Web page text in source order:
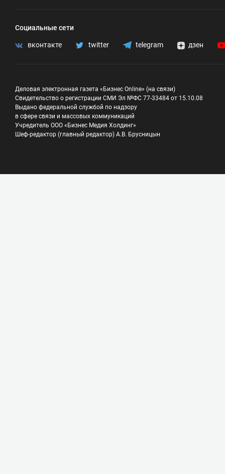
Социальные сети
вконтакте twitter telegram дзен
Деловая электронная газета «Бизнес Online» (на связи)
Свидетельство о регистрации СМИ Эл №ФС 77-33484 от 15.10.08
Выдано федеральной службой по надзору
в сфере связи и массовых коммуникаций
Учредитель ООО «Бизнес Медия Холдинг»
Шеф-редактор (главный редактор) А.В. Брусницын